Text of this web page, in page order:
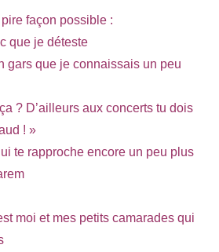
façon possible :
que je déteste
gars que je connaissais un peu
? D’ailleurs aux concerts tu dois
! »
te rapproche encore un peu plus
moi et mes petits camarades qui